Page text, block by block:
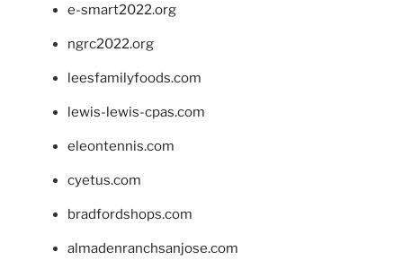
e-smart2022.org
ngrc2022.org
leesfamilyfoods.com
lewis-lewis-cpas.com
eleontennis.com
cyetus.com
bradfordshops.com
almadenranchsanjose.com